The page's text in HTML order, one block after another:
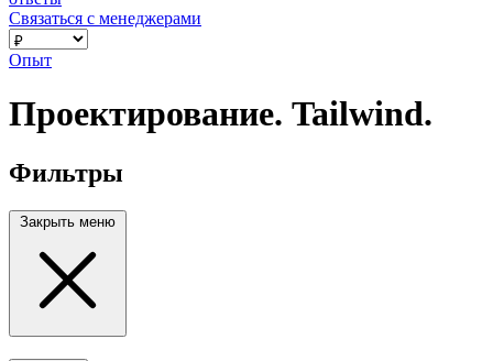
Связаться с менеджерами
Опыт
Проектирование. Tailwind.
Фильтры
Закрыть меню